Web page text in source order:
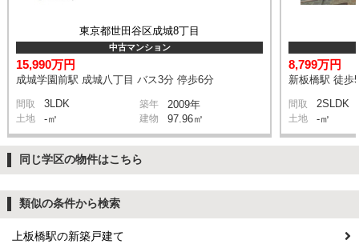
東京都世田谷区成城8丁目
中古マンション
15,990万円
成城学園前駅 成城八丁目 バス3分 停歩6分
間取 3LDK 築年 2009年
土地 -㎡ 建物 97.96㎡
8,799万円
新板橋駅 徒歩
間取 2SLDK
土地 -㎡
同じ学区の物件はこちら
類似の条件から検索
上板橋駅の新築戸建て